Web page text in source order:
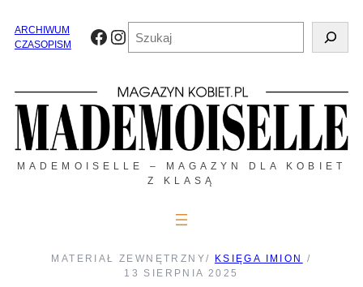
treściARCHIWUM
CZASOPISM
Facebook
Instagram
MADEMOISELLE – MAGAZYN DLA KOBIET
Z KLASĄ
MATERIAŁ ZEWNĘTRZNY/ KSIĘGA IMION
/
13 SIERPNIA 2025